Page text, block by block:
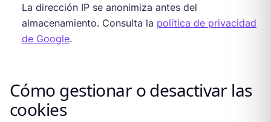
La dirección IP se anonimiza antes del
almacenamiento. Consulta la política de privacidad
de Google.
Cómo gestionar o desactivar las
cookies